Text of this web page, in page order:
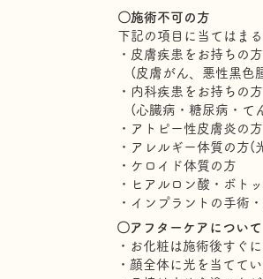
〇施術不可の方
下記の項目に当てはま
・皮膚疾患をお持ちの方
(皮膚がん、悪性黒色
・内科疾患をお持ちの方
(心臓病・糖尿病・て
・アトピー性皮膚炎の
・アレルギー体質の方
・ケロイド体質の方
・ヒアルロン酸・ボト
・インプラントの手術
〇アフターケアについて
・お化粧は施術後すぐ
・顔全体に光を当てて